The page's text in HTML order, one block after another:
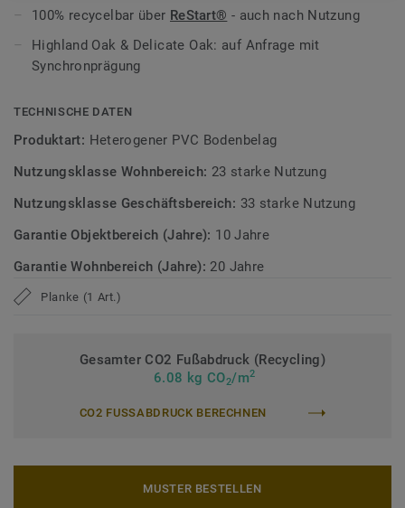
Zirkulär gedacht
Hergestellt in Europa mit 20 % Recyclinganteil.
Phthalatfrei und mit sehr niedrigen VOC-Emissionen,
>> Erfahren Sie mehr über Tarkett Designböden.
100% recycelbar über ReStart® - auch nach Nutzung
Highland Oak & Delicate Oak: auf Anfrage mit
Synchronprägung
TECHNISCHE DATEN
Produktart: Heterogener PVC Bodenbelag
Nutzungsklasse Wohnbereich: 23 starke Nutzung
Nutzungsklasse Geschäftsbereich: 33 starke Nutzung
Garantie Objektbereich (Jahre): 10 Jahre
Garantie Wohnbereich (Jahre): 20 Jahre
Planke (1 Art.)
Gesamter CO2 Fußabdruck (Recycling)
6.08 kg CO2/m2
CO2 FUSSABDRUCK BERECHNEN
MUSTER BESTELLEN